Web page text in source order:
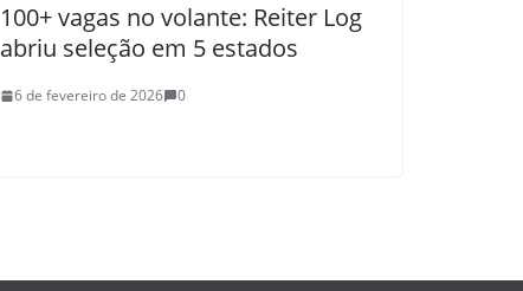
100+ vagas no volante: Reiter Log
abriu seleção em 5 estados
6 de fevereiro de 2026 0